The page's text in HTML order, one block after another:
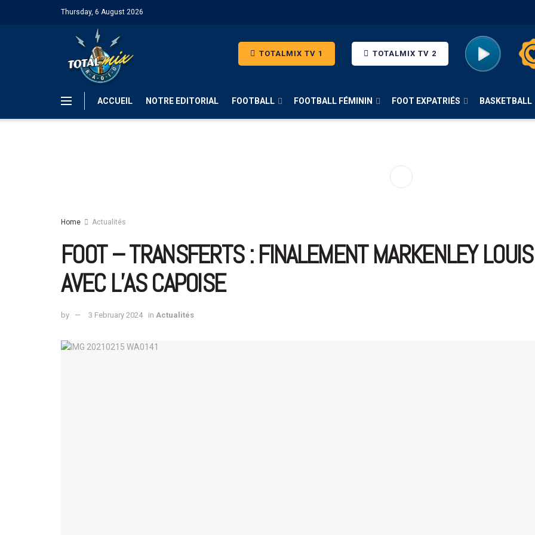
Thursday, 6 August 2026
TOTALMIX TV 1 TOTALMIX TV 2
ACCUEIL NOTRE EDITORIAL FOOTBALL FOOTBALL FÉMININ FOOT EXPATRIÉS BASKETBALL
Home Actualités
FOOT – TRANSFERTS : FINALEMENT MARKENLEY
AVEC L’AS CAPOISE
by 3 February 2024 in Actualités